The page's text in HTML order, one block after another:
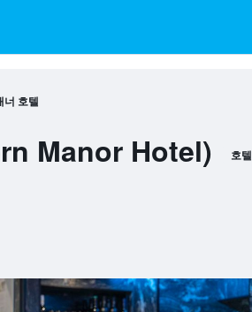
너 호텔
Manor Hotel) 호텔